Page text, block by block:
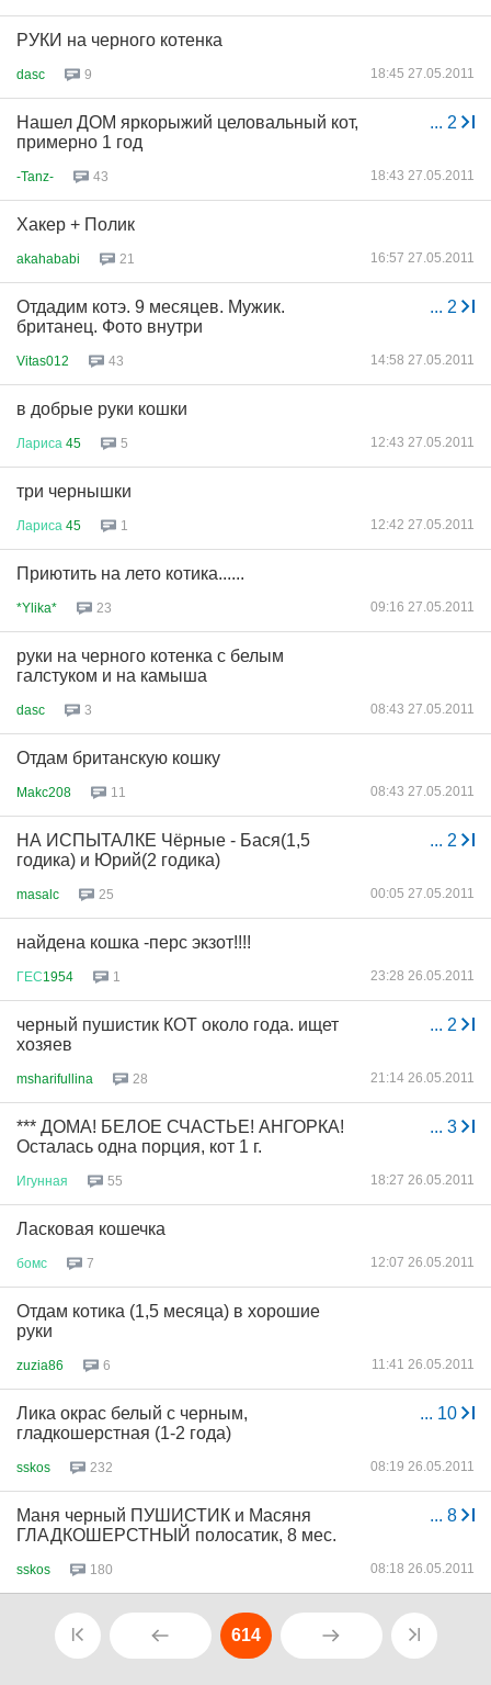
РУКИ на черного котенка
dasc 9 18:45 27.05.2011
... 2
Нашел ДОМ яркорыжий целовальный кот,
примерно 1 год
-Tanz- 43 18:43 27.05.2011
Хакер + Полик
akahababi 21 16:57 27.05.2011
... 2
Отдадим котэ. 9 месяцев. Мужик.
британец. Фото внутри
Vitas012 43 14:58 27.05.2011
в добрые руки кошки
Лариса 45 5 12:43 27.05.2011
три чернышки
Лариса 45 1 12:42 27.05.2011
Приютить на лето котика......
*Ylika* 23 09:16 27.05.2011
руки на черного котенка с белым
галстуком и на камыша
dasc 3 08:43 27.05.2011
Отдам британскую кошку
Makc208 11 08:43 27.05.2011
... 2
НА ИСПЫТАЛКЕ Чёрные - Бася(1,5
годика) и Юрий(2 годика)
masalc 25 00:05 27.05.2011
найдена кошка -перс экзот!!!!
ГЕС1954 1 23:28 26.05.2011
... 2
черный пушистик КОТ около года. ищет
хозяев
msharifullina 28 21:14 26.05.2011
... 3
*** ДОМА! БЕЛОЕ СЧАСТЬЕ! АНГОРКА!
Осталась одна порция, кот 1 г.
Игунная 55 18:27 26.05.2011
Ласковая кошечка
бомс 7 12:07 26.05.2011
Отдам котика (1,5 месяца) в хорошие
руки
zuzia86 6 11:41 26.05.2011
... 10
Лика окрас белый с черным,
гладкошерстная (1-2 года)
sskos 232 08:19 26.05.2011
... 8
Маня черный ПУШИСТИК и Масяня
ГЛАДКОШЕРСТНЫЙ полосатик, 8 мес.
sskos 180 08:18 26.05.2011
614